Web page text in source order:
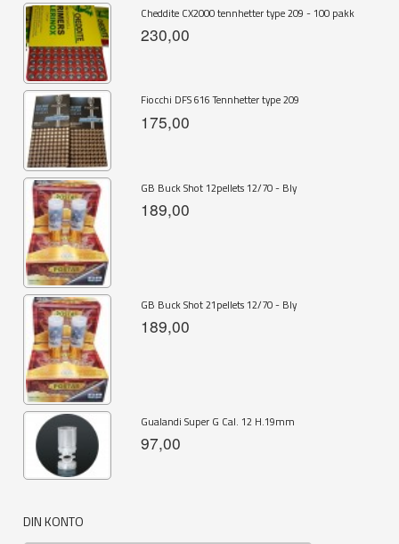
Cheddite CX2000 tennhetter type 209 - 100 pakk
230,00
Fiocchi DFS 616 Tennhetter type 209
175,00
GB Buck Shot 12pellets 12/70 - Bly
189,00
GB Buck Shot 21pellets 12/70 - Bly
189,00
Gualandi Super G Cal. 12 H.19mm
97,00
DIN KONTO